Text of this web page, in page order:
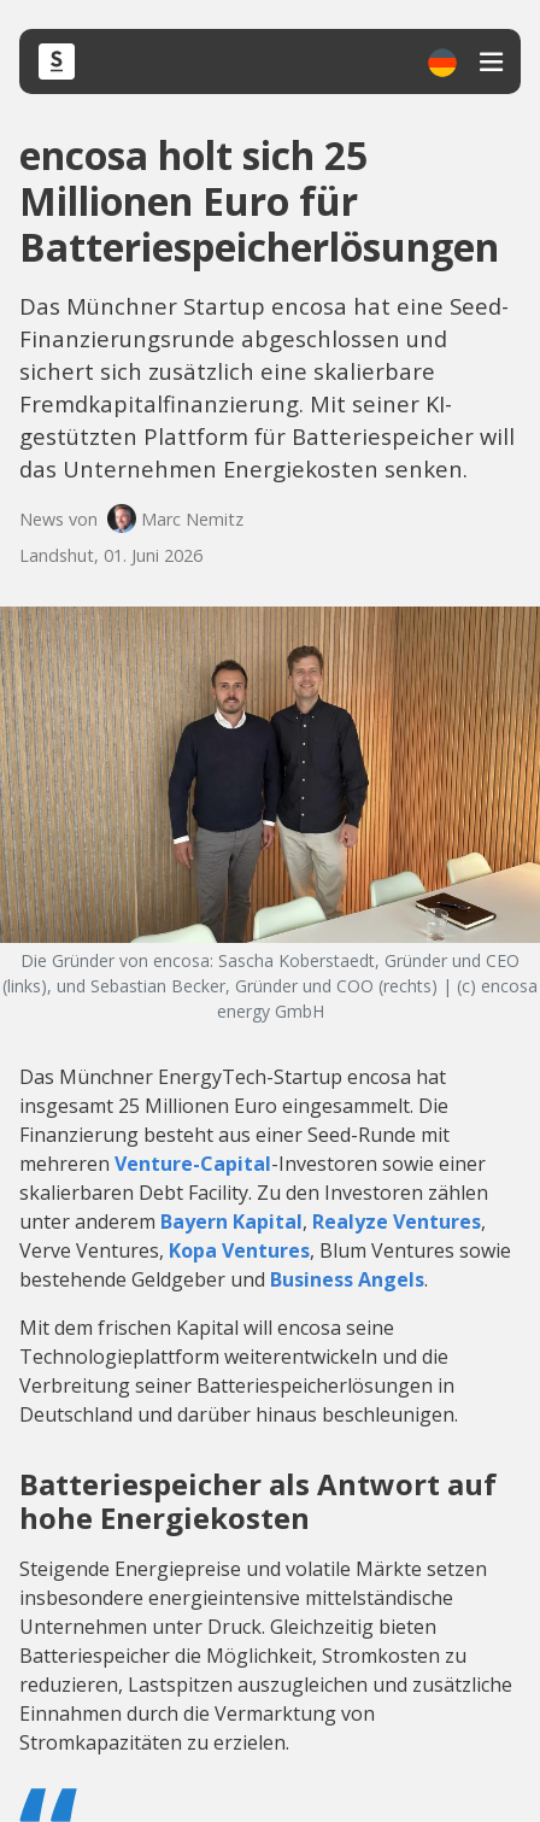
encosa holt sich 25
Millionen Euro für
Batteriespeicherlösungen
Das Münchner Startup encosa hat eine Seed-
Finanzierungsrunde abgeschlossen und
sichert sich zusätzlich eine skalierbare
Fremdkapitalfinanzierung. Mit seiner KI-
gestützten Plattform für Batteriespeicher will
das Unternehmen Energiekosten senken.
News von
Marc Nemitz
Landshut, 01. Juni 2026
Die Gründer von encosa: Sascha Koberstaedt, Gründer und CEO
(links), und Sebastian Becker, Gründer und COO (rechts) | (c) encosa
energy GmbH
Das Münchner EnergyTech-Startup encosa hat
insgesamt 25 Millionen Euro eingesammelt. Die
Finanzierung besteht aus einer Seed-Runde mit
mehreren Venture-Capital-Investoren sowie einer
skalierbaren Debt Facility. Zu den Investoren zählen
unter anderem Bayern Kapital, Realyze Ventures,
Verve Ventures, Kopa Ventures, Blum Ventures sowie
bestehende Geldgeber und Business Angels.
Mit dem frischen Kapital will encosa seine
Technologieplattform weiterentwickeln und die
Verbreitung seiner Batteriespeicherlösungen in
Deutschland und darüber hinaus beschleunigen.
Batteriespeicher als Antwort auf
hohe Energiekosten
Steigende Energiepreise und volatile Märkte setzen
insbesondere energieintensive mittelständische
Unternehmen unter Druck. Gleichzeitig bieten
Batteriespeicher die Möglichkeit, Stromkosten zu
reduzieren, Lastspitzen auszugleichen und zusätzliche
Einnahmen durch die Vermarktung von
Stromkapazitäten zu erzielen.